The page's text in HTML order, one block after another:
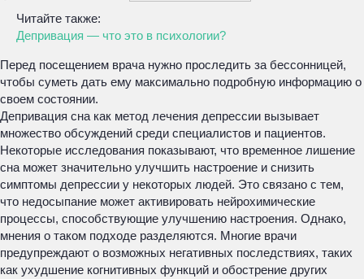
Читайте также:
Депривация — что это в психологии?
Перед посещением врача нужно проследить за бессонницей,
чтобы суметь дать ему максимально подробную информацию о
своем состоянии.
Депривация сна как метод лечения депрессии вызывает
множество обсуждений среди специалистов и пациентов.
Некоторые исследования показывают, что временное лишение
сна может значительно улучшить настроение и снизить
симптомы депрессии у некоторых людей. Это связано с тем,
что недосыпание может активировать нейрохимические
процессы, способствующие улучшению настроения. Однако,
мнения о таком подходе разделяются. Многие врачи
предупреждают о возможных негативных последствиях, таких
как ухудшение когнитивных функций и обострение других